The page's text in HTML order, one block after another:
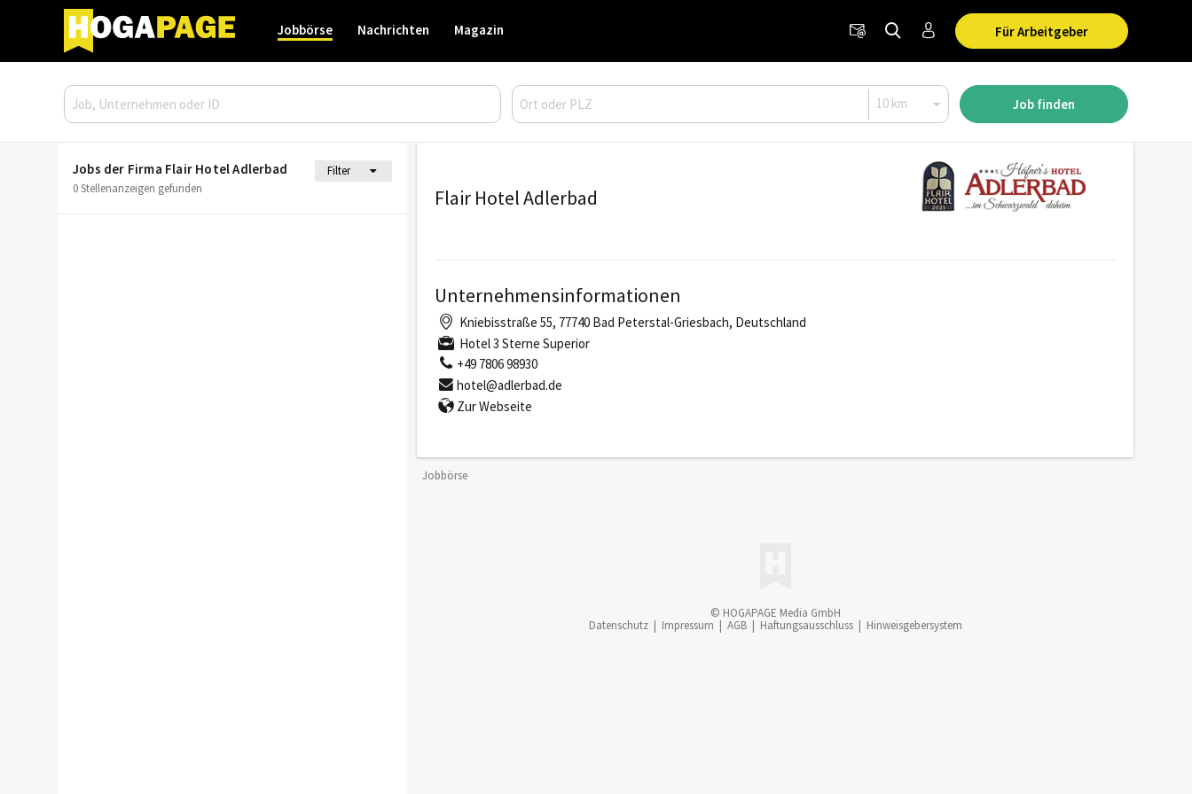
Für Arbeitgeber
Jobbörse Nachrichten Magazin
Job finden
Jobs der Firma Flair Hotel Adlerbad
Filter
0 Stellenanzeigen gefunden
Flair Hotel Adlerbad
Unternehmensinformationen
Kniebisstraße 55, 77740 Bad Peterstal-Griesbach, Deutschland
Hotel 3 Sterne Superior
+49 7806 98930
hotel@adlerbad.de
Zur Webseite
Jobbörse
© HOGAPAGE Media GmbH
Datenschutz
Impressum AGB Haftungsausschluss Hinweisgebersystem